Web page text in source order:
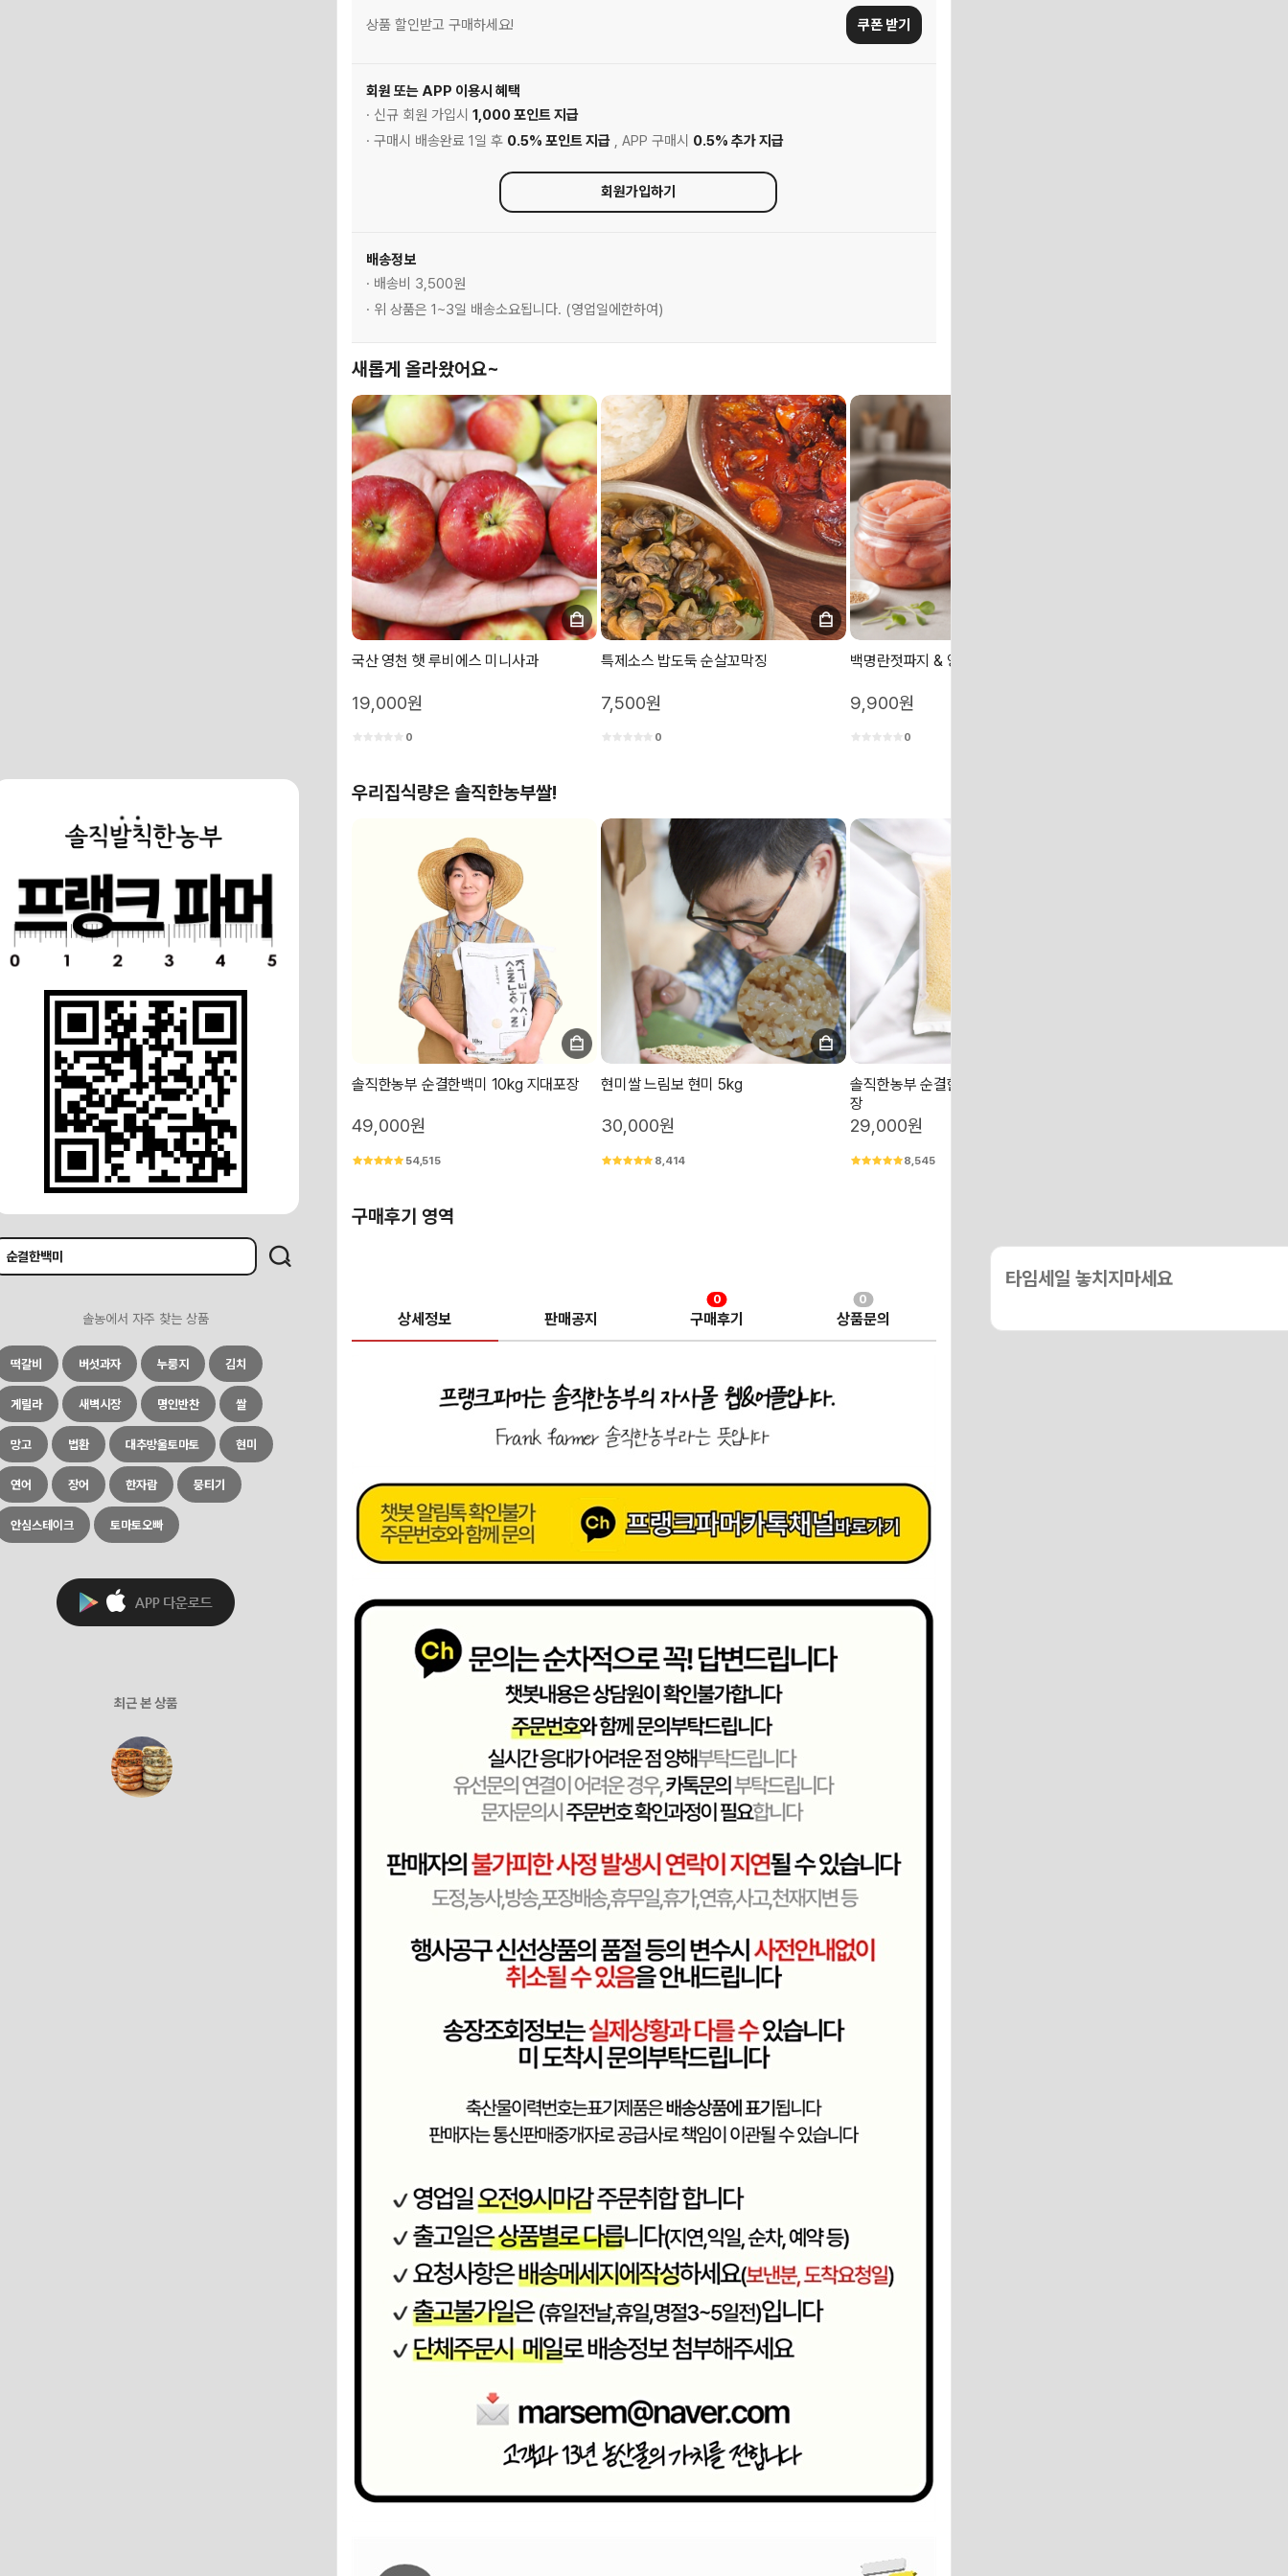
솔농에서 자주 찾는 상품
떡갈비 버섯과자 누룽지 김치
게릴라 새벽시장 명인반찬 쌀
망고 법환 대추방울토마토 현미
연어 장어 한자람 뭉티기
안심스테이크 토마토오빠
최근 본 상품
타임세일 놓치지마세요
상품 할인받고 구매하세요! 쿠폰 받기
회원 또는 APP 이용시 혜택
· 신규 회원 가입시 1,000 포인트 지급
· 구매시 배송완료 1일 후 0.5% 포인트 지급 , APP 구매시 0.5% 추가 지급
회원가입하기
배송정보
· 배송비 3,500원
· 위 상품은 1~3일 배송소요됩니다. (영업일에한하여)
새롭게 올라왔어요~
국산 영천 햇 루비에스 미니사과
19,000원
0
특제소스 밥도둑 순살꼬막징
7,500원
0
백명란젓파지 & 양념명란젓파지
9,900원
0
우리집식량은 솔직한농부쌀!
솔직한농부 순결한백미 10kg 지대포장
49,000원
54,515
현미쌀 느림보 현미 5kg
30,000원
8,414
솔직한농부 순결한백미 쌀 5kg 지퍼백포
장
29,000원
8,545
구매후기 영역
상세정보 판매공지 구매후기
0
상품문의
0